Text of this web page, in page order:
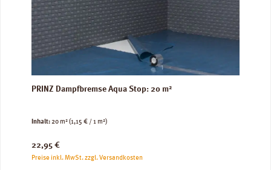
PRINZ Dampfbremse Aqua Stop: 20 m²
Inhalt:20 m²(1,15 € / 1 m²)
Regulärer Preis:
22,95 €
Preise inkl. MwSt. zzgl. Versandkosten